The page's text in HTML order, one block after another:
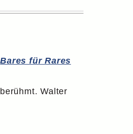
Bares für Rares
Walter